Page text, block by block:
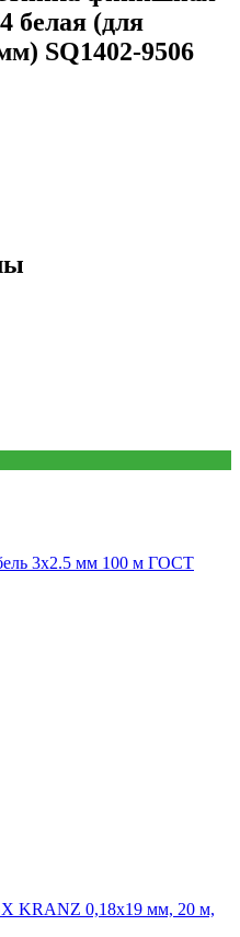
белая (для
SQ1402-9506
3x2.5 мм 100 м ГОСТ
KRANZ 0,18х19 мм, 20 м,